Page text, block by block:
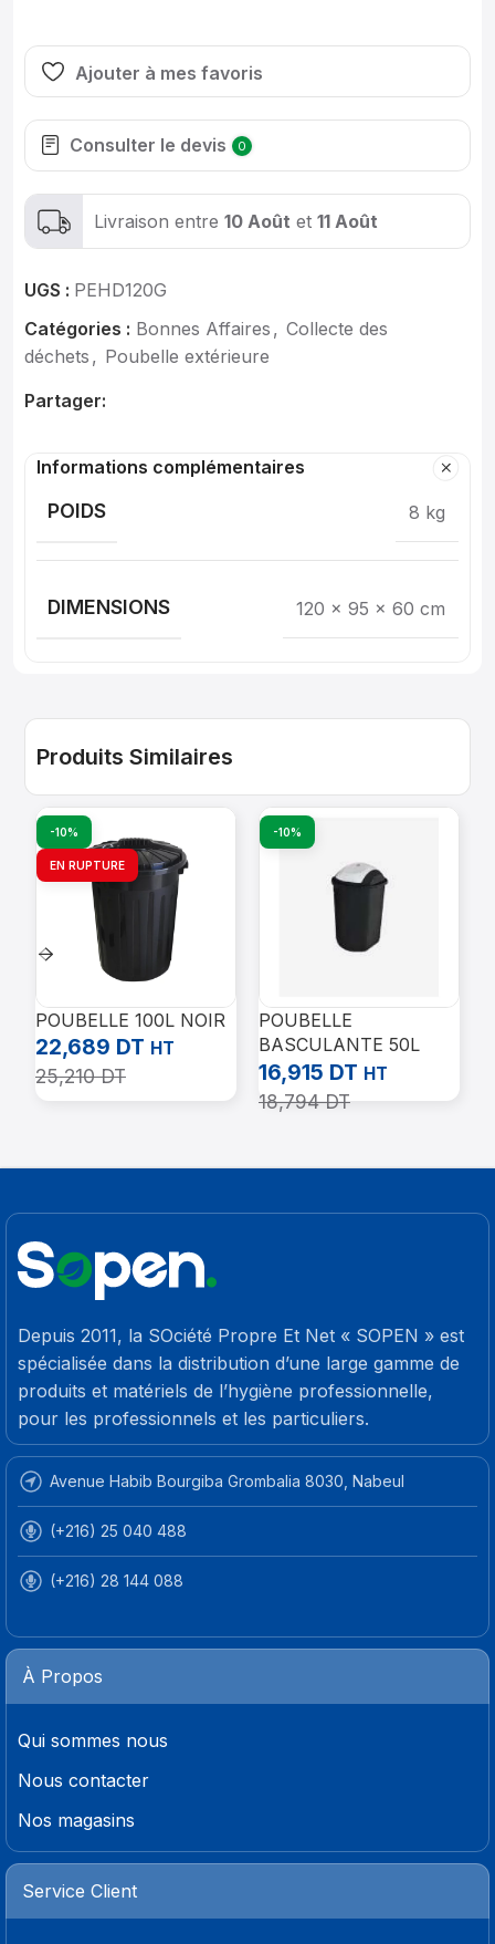
Ajouter à mes favoris
Consulter le devis 0
Livraison entre 10 Août et 11 Août
UGS : PEHD120G
Catégories : Bonnes Affaires , Collecte des
déchets , Poubelle extérieure
Partager:
Informations complémentaires
POIDS 8 kg
DIMENSIONS 120 × 95 × 60 cm
Produits Similaires
-10%
EN RUPTURE
POUBELLE 100L NOIR
22,689 DT HT
25,210DT
-10%
POUBELLE
BASCULANTE 50L
NOIR +COUVERCLE
GRIS
16,915 DT HT
18,794DT
Depuis 2011, la SOciété Propre Et Net « SOPEN » est
spécialisée dans la distribution d’une large gamme de
produits et matériels de l’hygiène professionnelle,
pour les professionnels et les particuliers.
Avenue Habib Bourgiba Grombalia 8030, Nabeul
(+216) 25 040 488
(+216) 28 144 088
À Propos
Qui sommes nous
Nous contacter
Nos magasins
Service Client